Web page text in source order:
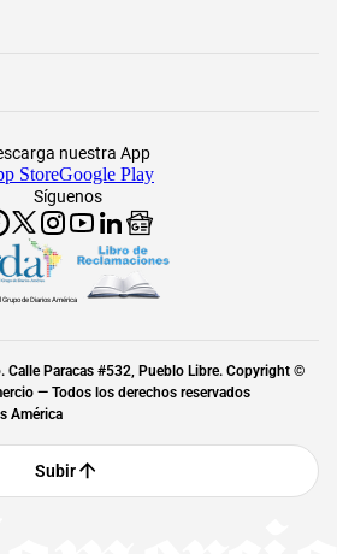
Síguenos
nuestra App
StoreGoogle Play
Grupo de Diarios América
Calle Paracas #532, Pueblo Libre. Copyright ©
— Todos los derechos reservados
América
Subir